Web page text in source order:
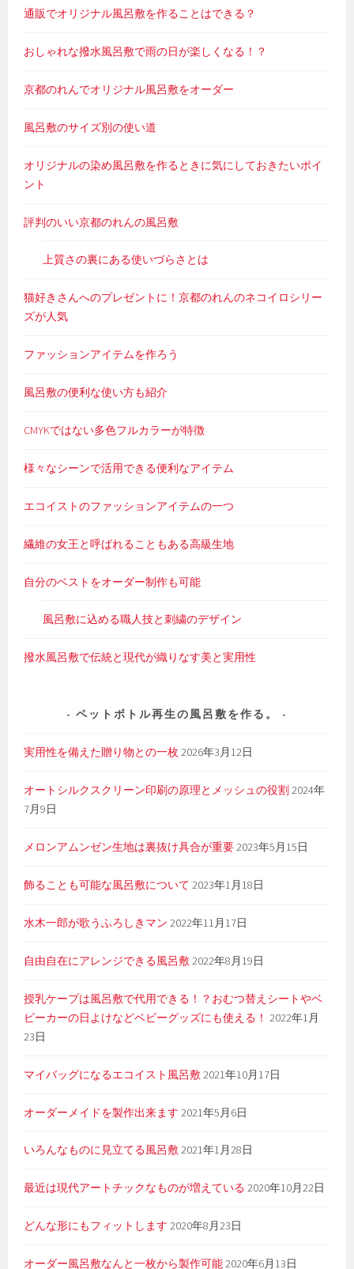
通販でオリジナル風呂敷を作ることはできる？
おしゃれな撥水風呂敷で雨の日が楽しくなる！？
京都のれんでオリジナル風呂敷をオーダー
風呂敷のサイズ別の使い道
オリジナルの染め風呂敷を作るときに気にしておきたいポイ
ント
評判のいい京都のれんの風呂敷
上質さの裏にある使いづらさとは
猫好きさんへのプレゼントに！京都のれんのネコイロシリー
ズが人気
ファッションアイテムを作ろう
風呂敷の便利な使い方も紹介
CMYKではない多色フルカラーが特徴
様々なシーンで活用できる便利なアイテム
エコイストのファッションアイテムの一つ
繊維の女王と呼ばれることもある高級生地
自分のベストをオーダー制作も可能
風呂敷に込める職人技と刺繍のデザイン
撥水風呂敷で伝統と現代が織りなす美と実用性
ペットボトル再生の風呂敷を作る。
実用性を備えた贈り物との一枚 2026年3月12日
オートシルクスクリーン印刷の原理とメッシュの役割2024年
7月9日
メロンアムンゼン生地は裏抜け具合が重要2023年5月15日
飾ることも可能な風呂敷について 2023年1月18日
水木一郎が歌うふろしきマン 2022年11月17日
自由自在にアレンジできる風呂敷2022年8月19日
授乳ケープは風呂敷で代用できる！？おむつ替えシートやベ
ビーカーの日よけなどベビーグッズにも使える！ 2022年1月
23日
マイバッグになるエコイスト風呂敷2021年10月17日
オーダーメイドを製作出来ます 2021年5月6日
いろんなものに見立てる風呂敷2021年1月28日
最近は現代アートチックなものが増えている 2020年10月22日
どんな形にもフィットします 2020年8月23日
オーダー風呂敷なんと一枚から製作可能2020年6月13日